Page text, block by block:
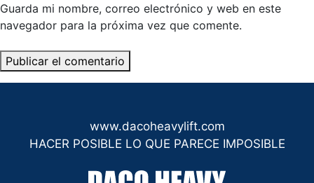
Guarda mi nombre, correo electrónico y web en este
navegador para la próxima vez que comente.
www.dacoheavylift.com
HACER POSIBLE LO QUE PARECE IMPOSIBLE